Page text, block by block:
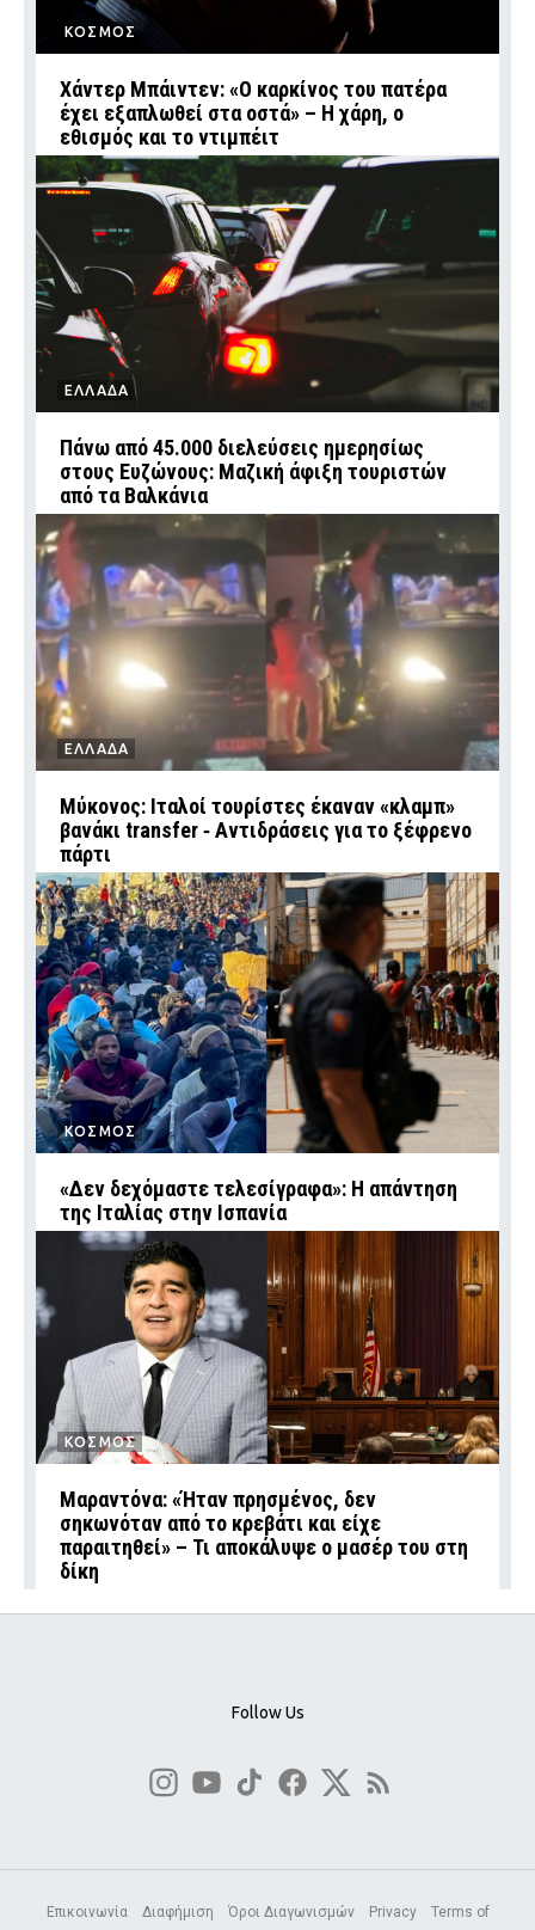
ΚΟΣΜΟΣ
Χάντερ Μπάιντεν: «Ο καρκίνος του πατέρα
έχει εξαπλωθεί στα οστά» – Η χάρη, ο
εθισμός και το ντιμπέιτ
ΕΛΛΑΔΑ
Πάνω από 45.000 διελεύσεις ημερησίως
στους Ευζώνους: Μαζική άφιξη τουριστών
από τα Βαλκάνια
ΕΛΛΑΔΑ
Μύκονος: Ιταλοί τουρίστες έκαναν «κλαμπ»
βανάκι transfer ‑ Αντιδράσεις για το ξέφρενο
πάρτι
ΚΟΣΜΟΣ
«Δεν δεχόμαστε τελεσίγραφα»: Η απάντηση
της Ιταλίας στην Ισπανία
ΚΟΣΜΟΣ
Μαραντόνα: «Ήταν πρησμένος, δεν
σηκωνόταν από το κρεβάτι και είχε
παραιτηθεί» – Τι αποκάλυψε ο μασέρ του στη
δίκη
Follow Us
Επικοινωνία Διαφήμιση Όροι Διαγωνισμών Privacy Terms of